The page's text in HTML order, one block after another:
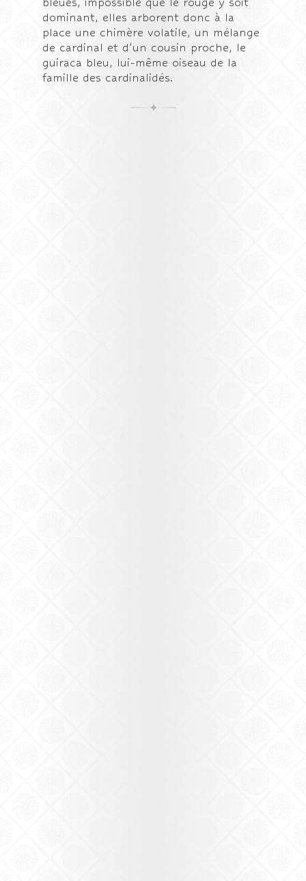
dominant, elles arborent donc à la
place une chimère volatile, un mélange
de cardinal et d’un cousin proche, le
guiraca bleu, lui-même oiseau de la
famille des cardinalidés.